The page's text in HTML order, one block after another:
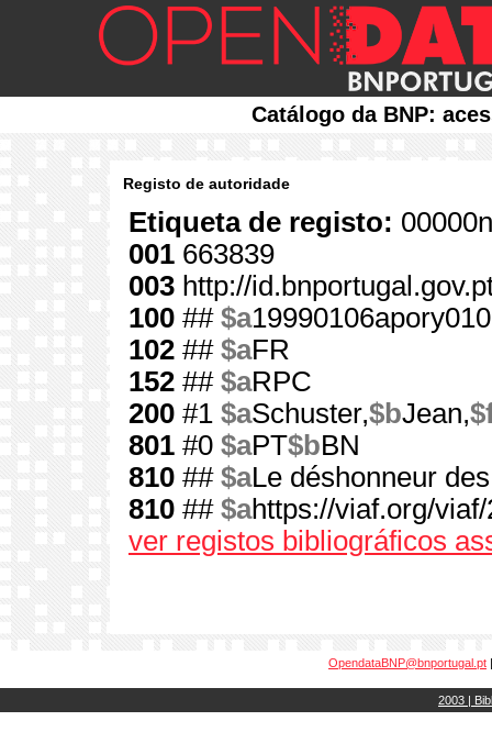
Catálogo da BNP:
Registo de autoridade
Etiqueta de registo:
001 663839
003 http://
100 ## $a
102 ## $aFR
152 ## $aRPC
200 #1 $aSchuster,$bJean,
801 #0 $aPT$bBN
810 ## $aLe déshonneur
810 ## $ahttps://viaf.org/
ver registos bibliográficos
OpendataBNP@bnportugal.pt
2003 |